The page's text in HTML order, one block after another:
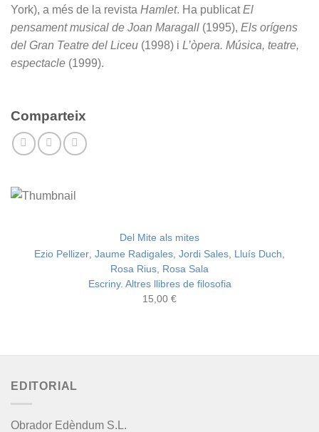
York), a més de la revista Hamlet. Ha publicatEl
pensament musical de Joan Maragall (1995), Els orígens
del Gran Teatre del Liceu (1998) i L’òpera. Música, teatre,
espectacle (1999).
Comparteix
Del Mite als mites
Ezio Pellizer Jaume Radigales Jordi Sales Lluís Duch
Rosa Rius Rosa Sala
Escriny. Altres llibres de filosofia
15,00 €
EDITORIAL
Obrador Edèndum S.L.